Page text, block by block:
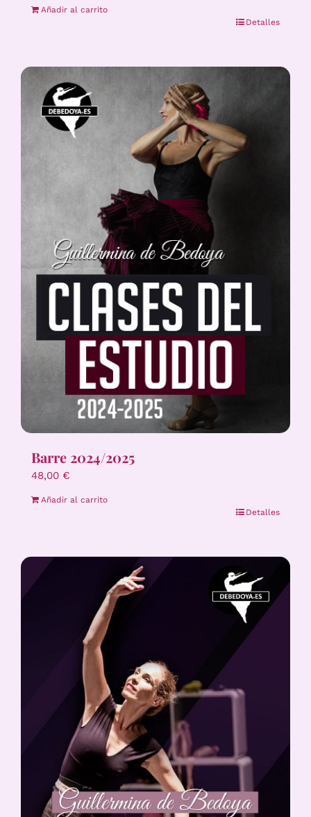
Añadir al carrito
Detalles
Barre 2024/2025
48,00 €
Añadir al carrito
Detalles